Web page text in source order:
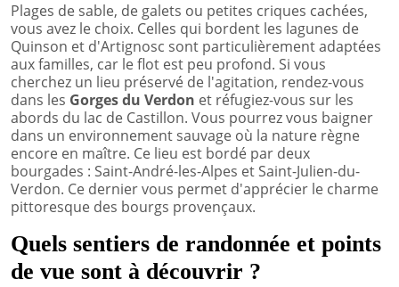
Plages de sable, de galets ou petites criques cachées,
vous avez le choix. Celles qui bordent les lagunes de
Quinson et d'Artignosc sont particulièrement adaptées
aux familles, car le flot est peu profond. Si vous
cherchez un lieu préservé de l'agitation, rendez-vous
dans les Gorges du Verdon et réfugiez-vous sur les
abords du lac de Castillon. Vous pourrez vous baigner
dans un environnement sauvage où la nature règne
encore en maître. Ce lieu est bordé par deux
bourgades : Saint-André-les-Alpes et Saint-Julien-du-
Verdon. Ce dernier vous permet d'apprécier le charme
pittoresque des bourgs provençaux.
Quels sentiers de randonnée et points
de vue sont à découvrir ?